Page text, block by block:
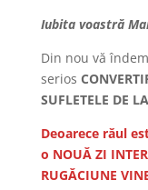
Iubita voastră
Din nou vă
serios
SUFLETELE DE
Deoarece răul
o NOUĂ ZI
RUGĂCIUNE